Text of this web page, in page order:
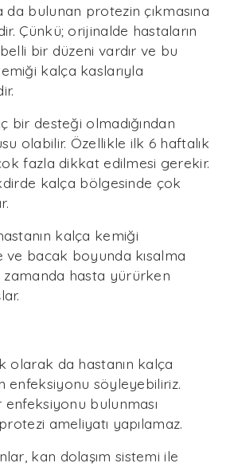
bulunan protezin çıkmasına
Çünkü; orijinalde hastaların
bir düzeni vardır ve bu
kalça kaslarıyla
bir desteği olmadığından
olabilir. Özellikle ilk 6 haftalık
fazla dikkat edilmesi gerekir.
kalça bölgesinde çok
kalça kemiği
ve bacak boyunda kısalma
zamanda hasta yürürken
olarak da hastanın kalça
enfeksiyonu söyleyebiliriz.
enfeksiyonu bulunması
ameliyatı yapılamaz.
kan dolaşım sistemi ile